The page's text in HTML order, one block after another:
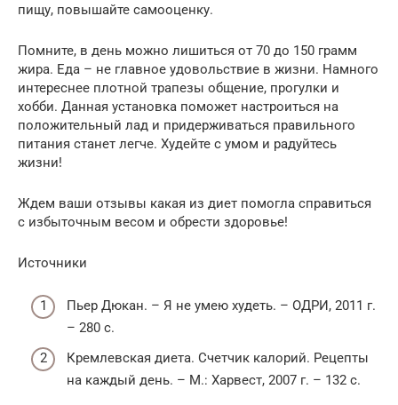
пищу, повышайте самооценку.
Помните, в день можно лишиться от 70 до 150 грамм
жира. Еда – не главное удовольствие в жизни. Намного
интереснее плотной трапезы общение, прогулки и
хобби. Данная установка поможет настроиться на
положительный лад и придерживаться правильного
питания станет легче. Худейте с умом и радуйтесь
жизни!
Ждем ваши отзывы какая из диет помогла справиться
с избыточным весом и обрести здоровье!
Источники
Пьер Дюкан. – Я не умею худеть. – ОДРИ, 2011 г.
– 280 с.
Кремлевская диета. Счетчик калорий. Рецепты
на каждый день. – М.: Харвест, 2007 г. – 132 c.